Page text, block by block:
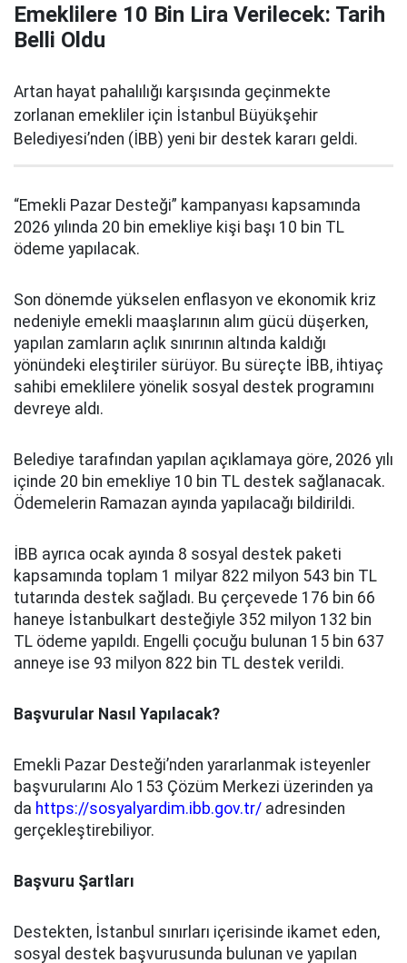
Emeklilere 10 Bin Lira Verilecek: Tarih
Belli Oldu
Artan hayat pahalılığı karşısında geçinmekte
zorlanan emekliler için İstanbul Büyükşehir
Belediyesi’nden (İBB) yeni bir destek kararı geldi.
“Emekli Pazar Desteği” kampanyası kapsamında
2026 yılında 20 bin emekliye kişi başı 10 bin TL
ödeme yapılacak.
Son dönemde yükselen enflasyon ve ekonomik kriz
nedeniyle emekli maaşlarının alım gücü düşerken,
yapılan zamların açlık sınırının altında kaldığı
yönündeki eleştiriler sürüyor. Bu süreçte İBB, ihtiyaç
sahibi emeklilere yönelik sosyal destek programını
devreye aldı.
Belediye tarafından yapılan açıklamaya göre, 2026 yılı
içinde 20 bin emekliye 10 bin TL destek sağlanacak.
Ödemelerin Ramazan ayında yapılacağı bildirildi.
İBB ayrıca ocak ayında 8 sosyal destek paketi
kapsamında toplam 1 milyar 822 milyon 543 bin TL
tutarında destek sağladı. Bu çerçevede 176 bin 66
haneye İstanbulkart desteğiyle 352 milyon 132 bin
TL ödeme yapıldı. Engelli çocuğu bulunan 15 bin 637
anneye ise 93 milyon 822 bin TL destek verildi.
Başvurular Nasıl Yapılacak?
Emekli Pazar Desteği’nden yararlanmak isteyenler
başvurularını Alo 153 Çözüm Merkezi üzerinden ya
da https://sosyalyardim.ibb.gov.tr/ adresinden
gerçekleştirebiliyor.
Başvuru Şartları
Destekten, İstanbul sınırları içerisinde ikamet eden,
sosyal destek başvurusunda bulunan ve yapılan